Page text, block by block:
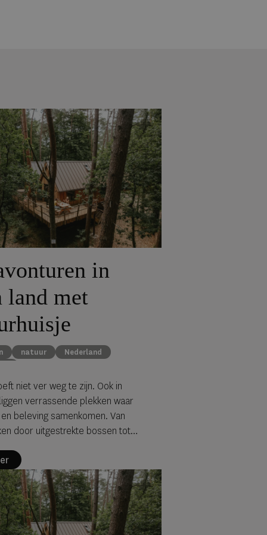
producten samenkomen.
in
land met
natuur
Nederland
niet ver weg te zijn. Ook in
verrassende plekken waar
beleving samenkomen. Van
door uitgestrekte bossen tot
wordt een korte escape al snel
ervaring.